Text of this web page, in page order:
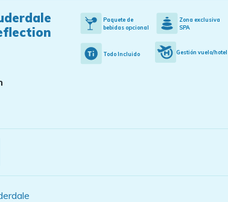
Paquete de
bebidas opcional
Zona exclusiva
SPA
Todo Incluido Gestión vuelo/hotel